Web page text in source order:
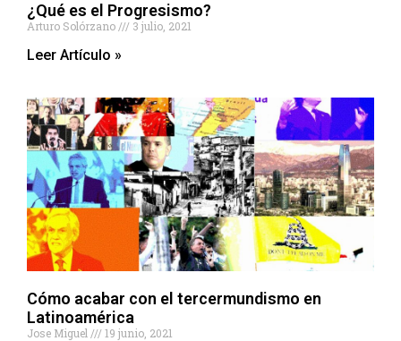
¿Qué es el Progresismo?
Arturo Solórzano 3 julio, 2021
Leer Artículo »
Cómo acabar con el tercermundismo en
Latinoamérica
Jose Miguel 19 junio, 2021